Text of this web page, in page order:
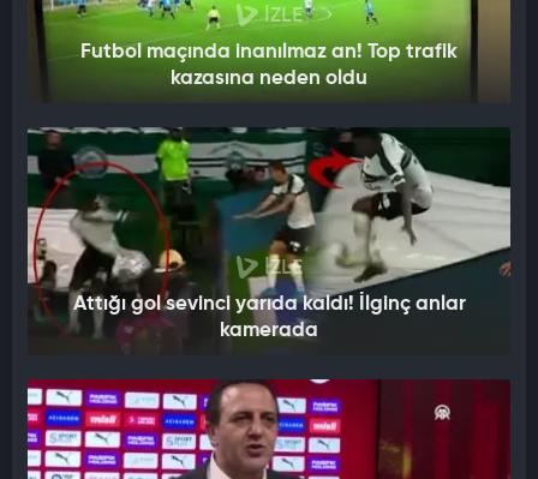
İZLE
Futbol maçında inanılmaz an! Top trafik
kazasına neden oldu
İZLE
Attığı gol sevinci yarıda kaldı! İlginç anlar
kamerada